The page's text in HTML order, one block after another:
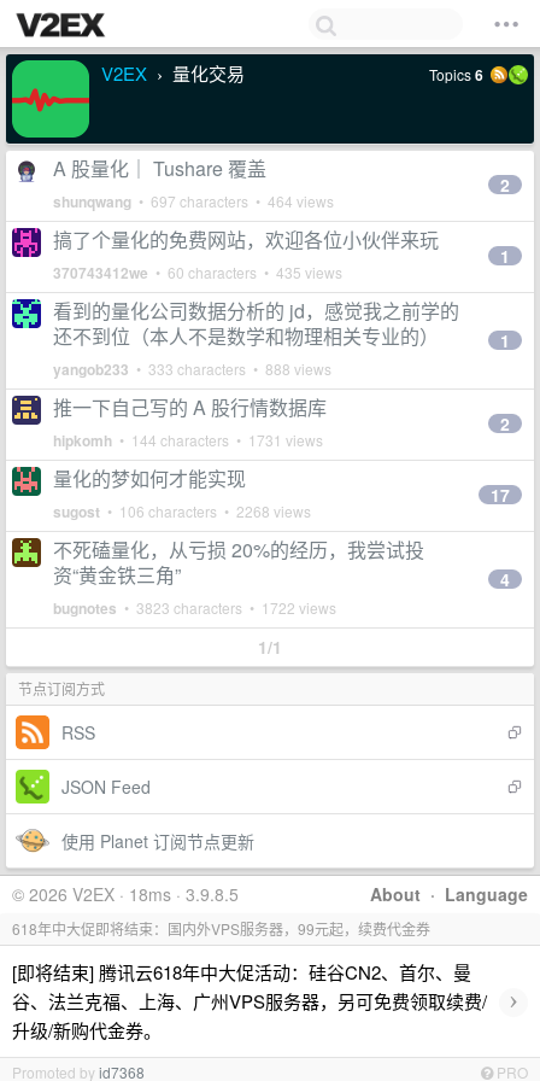
V2EX › 量化交易 Topics6
A 股量化｜ Tushare 覆盖
shunqwang • 697 characters • 464 views
2
搞了个量化的免费网站，欢迎各位小伙伴来玩
370743412we • 60 characters • 435 views
1
看到的量化公司数据分析的 jd，感觉我之前学的
还不到位（本人不是数学和物理相关专业的）
yangob233 • 333 characters • 888 views
1
推一下自己写的 A 股行情数据库
hipkomh • 144 characters • 1731 views
2
量化的梦如何才能实现
sugost • 106 characters • 2268 views
17
不死磕量化，从亏损 20%的经历，我尝试投
资“黄金铁三角”
bugnotes • 3823 characters • 1722 views
4
1/1
节点订阅方式
RSS
JSON Feed
使用 Planet 订阅节点更新
About · Language
© 2026 V2EX · 18ms · 3.9.8.5
618年中大促即将结束：国内外VPS服务器，99元起，续费代金券
[即将结束] 腾讯云618年中大促活动：硅谷CN2、首尔、曼
谷、法兰克福、上海、广州VPS服务器，另可免费领取续费/
升级/新购代金券。
›
Promoted byid7368 PRO